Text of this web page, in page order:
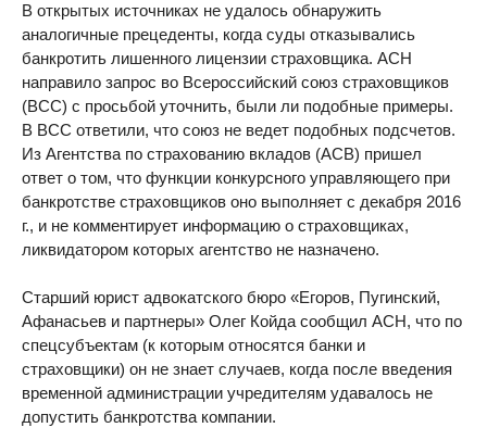
В открытых источниках не удалось обнаружить
аналогичные прецеденты, когда суды отказывались
банкротить лишенного лицензии страховщика. АСН
направило запрос во Всероссийский союз страховщиков
(ВСС) с просьбой уточнить, были ли подобные примеры.
В ВСС ответили, что союз не ведет подобных подсчетов.
Из Агентства по страхованию вкладов (АСВ) пришел
ответ о том, что функции конкурсного управляющего при
банкротстве страховщиков оно выполняет с декабря 2016
г., и не комментирует информацию о страховщиках,
ликвидатором которых агентство не назначено.
Старший юрист адвокатского бюро «Егоров, Пугинский,
Афанасьев и партнеры» Олег Койда сообщил АСН, что по
спецсубъектам (к которым относятся банки и
страховщики) он не знает случаев, когда после введения
временной администрации учредителям удавалось не
допустить банкротства компании.